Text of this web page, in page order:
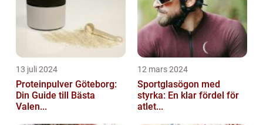
13 juli 2024
Proteinpulver Göteborg:
Din Guide till Bästa
Valen...
12 mars 2024
Sportglasögon med
styrka: En klar fördel för
atlet...